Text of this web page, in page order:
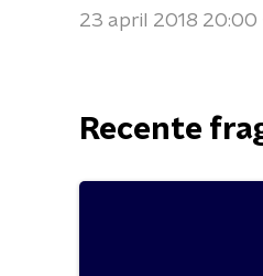
23 april 2018 20:00
Recente